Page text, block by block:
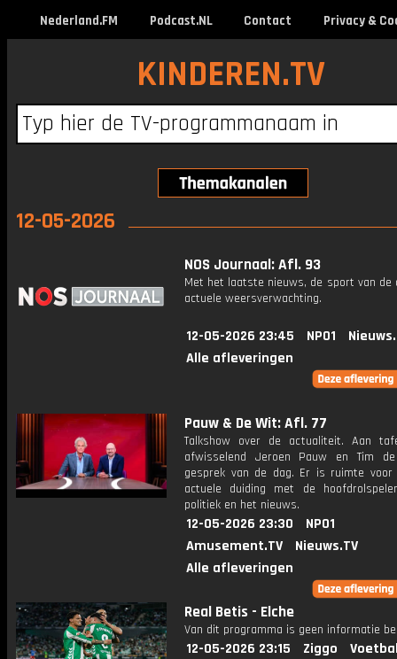
Nederland.FM Podcast.NL Contact Privacy &
KINDEREN.TV
12-05-2026
NOS Journaal: Afl. 93
Met het laatste nieuws, de sport van de
actuele weersverwachting.
12-05-2026 23:45 NPO1
Alle afleveringen
Pauw & De Wit: Afl. 77
Talkshow over de actualiteit. Aan
afwisselend Jeroen Pauw en Tim
gesprek van de dag. Er is ruimte
actuele duiding met de
politiek en het nieuws.
12-05-2026 23:30
NPO1
Amusement.TV
Nieuws.TV
Alle afleveringen
Real Betis - Elche
Van dit programma is geen informatie
12-05-2026 23:15 Ziggo